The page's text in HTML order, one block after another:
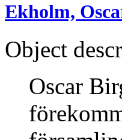
Ekholm,
Object
Oscar